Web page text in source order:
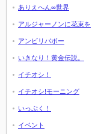
ありえへん∞世界
アルジャーノンに花束を
アンビリバボー
いきなり！黄金伝説。
イチオシ！
イチオシ!モーニング
いっぷく！
イベント